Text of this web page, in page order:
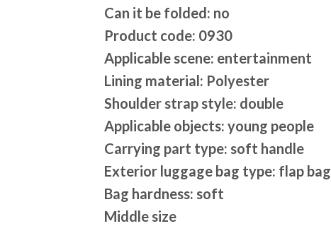
Can it be folded: no
Product code: 0930
Applicable scene: entertainment
Lining material: Polyester
Shoulder strap style: double
Applicable objects: young people
Carrying part type: soft handle
Exterior luggage bag type: flap bag
Bag hardness: soft
Middle size